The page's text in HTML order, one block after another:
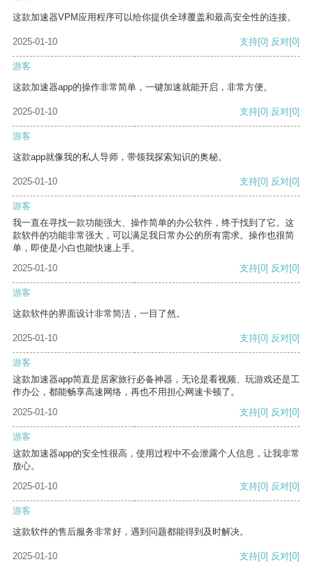
这款加速器VPM应用程序可以给你提供全球覆盖和最高安全性的连接。
2025-01-10 支持[0] 反对[0]
游客
这款加速器app的操作非常简单，一键加速就能开启，非常方便。
2025-01-10 支持[0] 反对[0]
游客
这款app就像我的私人导师，带领我探索知识的奥秘。
2025-01-10 支持[0] 反对[0]
游客
我一直在寻找一款功能强大、操作简单的办公软件，终于找到了它。这
款软件的功能非常强大，可以满足我日常办公的所有需求。操作也很简
单，即使是小白也能快速上手。
2025-01-10
支持[0] 反对[0]
游客
这款软件的界面设计非常简洁，一目了然。
2025-01-10 支持[0] 反对[0]
游客
这款加速器app简直是居家旅行必备神器，无论是看视频、玩游戏还是工
作办公，都能畅享高速网络，再也不用担心网速卡顿了。
2025-01-10
支持[0] 反对[0]
游客
这款加速器app的安全性很高，使用过程中不会泄露个人信息，让我非常
放心。
2025-01-10
支持[0] 反对[0]
游客
这款软件的售后服务非常好，遇到问题都能得到及时解决。
2025-01-10 支持[0] 反对[0]